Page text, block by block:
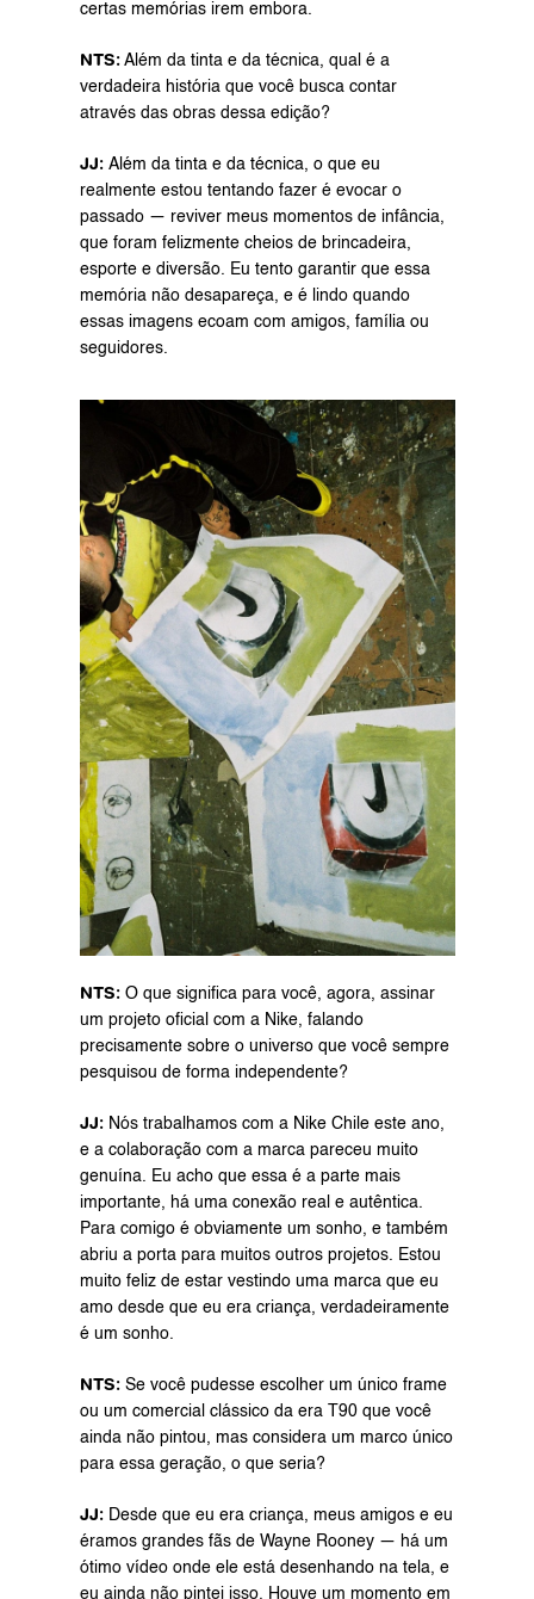
certas memórias irem embora.
NTS: Além da tinta e da técnica, qual é a
verdadeira história que você busca contar
através das obras dessa edição?
JJ: Além da tinta e da técnica, o que eu
realmente estou tentando fazer é evocar o
passado — reviver meus momentos de infância,
que foram felizmente cheios de brincadeira,
esporte e diversão. Eu tento garantir que essa
memória não desapareça, e é lindo quando
essas imagens ecoam com amigos, família ou
seguidores.
NTS: O que significa para você, agora, assinar
um projeto oficial com a Nike, falando
precisamente sobre o universo que você sempre
pesquisou de forma independente?
JJ: Nós trabalhamos com a Nike Chile este ano,
e a colaboração com a marca pareceu muito
genuína. Eu acho que essa é a parte mais
importante, há uma conexão real e autêntica.
Para comigo é obviamente um sonho, e também
abriu a porta para muitos outros projetos. Estou
muito feliz de estar vestindo uma marca que eu
amo desde que eu era criança, verdadeiramente
é um sonho.
NTS: Se você pudesse escolher um único frame
ou um comercial clássico da era T90 que você
ainda não pintou, mas considera um marco único
para essa geração, o que seria?
JJ: Desde que eu era criança, meus amigos e eu
éramos grandes fãs de Wayne Rooney — há um
ótimo vídeo onde ele está desenhando na tela, e
eu ainda não pintei isso. Houve um momento em